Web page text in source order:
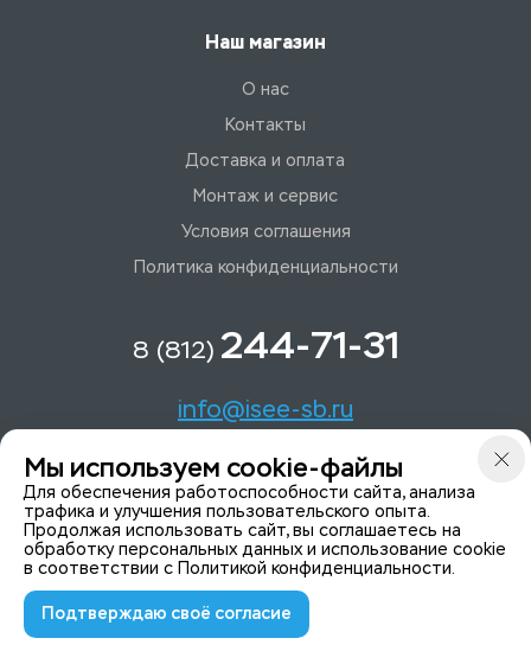
Наш магазин
О нас
Контакты
Доставка и оплата
Монтаж и сервис
Условия соглашения
Политика конфиденциальности
8 (812) 244-71-31
info@isee-sb.ru
Светлановский пр-кт, д. 70, корп. 1
Мы в Telegam
© 2015-2026 ISeeYou - системы безопасности
Мы используем cookie-файлы
Для обеспечения работоспособности сайта, анализа
трафика и улучшения пользовательского опыта.
Продолжая использовать сайт, вы соглашаетесь на
обработку персональных данных и использование cookie
в соответствии с Политикой конфиденциальности.
Подтверждаю своё согласие